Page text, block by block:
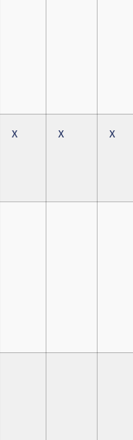
X X X